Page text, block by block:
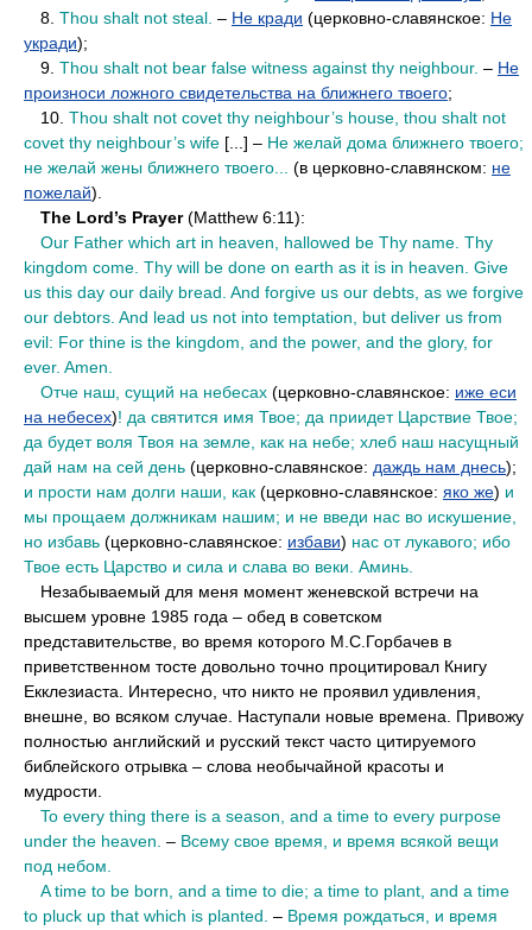
8. Thou shalt not steal. – Не кради (церковно-славянское: Не
укради);
9. Thou shalt not bear false witness against thy neighbour. – Не
произноси ложного свидетельства на ближнего твоего;
10. Thou shalt not covet thy neighbour’s house, thou shalt not
covet thy neighbour’s wife [...] – Не желай дома ближнего твоего;
не желай жены ближнего твоего...
(в церковно-славянском: не
пожелай).
The Lord’s Prayer(Matthew 6:11):
Our Father which art in heaven, hallowed be Thy name. Thy
kingdom come. Thy will be done on earth as it is in heaven. Give
us this day our daily bread. And forgive us our debts, as we forgive
our debtors. And lead us not into temptation, but deliver us from
evil: For thine is the kingdom, and the power, and the glory, for
ever. Amen.
Отче наш, сущий на небесах (церковно-славянское: иже еси
на небесех)! да святится имя Твое; да приидет Царствие Твое;
да будет воля Твоя на земле, как на небе; хлеб наш насущный
дай нам на сей день (церковно-славянское: даждь нам днесь);
и прости нам долги наши, как (церковно-славянское: яко же) и
мы прощаем должникам нашим; и не введи нас во искушение,
но избавь (церковно-славянское: избави) нас от лукавого; ибо
Твое есть Царство и сила и слава во веки. Аминь.
Незабываемый для меня момент женевской встречи на
высшем уровне 1985 года – обед в советском
представительстве, во время которого М.С.Горбачев в
приветственном тосте довольно точно процитировал Книгу
Екклезиаста. Интересно, что никто не проявил удивления,
внешне, во всяком случае. Наступали новые времена. Привожу
полностью английский и русский текст часто цитируемого
библейского отрывка – слова необычайной красоты и
мудрости.
To every thing there is a season, and a time to every purpose
under the heaven. – Всему свое время, и время всякой вещи
под небом.
A time to be born, and a time to die; a time to plant, and a time
to pluck up that which is planted. – Время рождаться, и время